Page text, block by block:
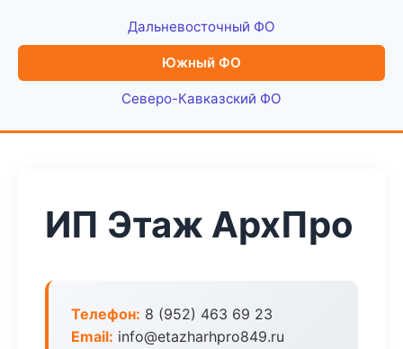
Дальневосточный ФО
Южный ФО
Северо-Кавказский ФО
ИП Этаж АрхПро
Телефон: 8 (952) 463 69 23
Email: info@etazharhpro849.ru